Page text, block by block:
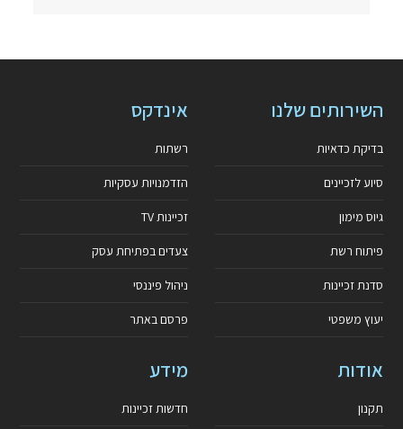
השירותים שלנו
בדיקת כדאיות
סיוע לזכיינים
גיוס מימון
פיתוח רשת
סדנת זכיינות
יעוץ משפטי
אינדקס
רשתות
הזדמנויות עסקיות
זכיינות TV
צעדים בפתיחת עסק
ניהול פיננסי
פרסם באתר
אודות
תקנון
מידע
חדשות זכיינות